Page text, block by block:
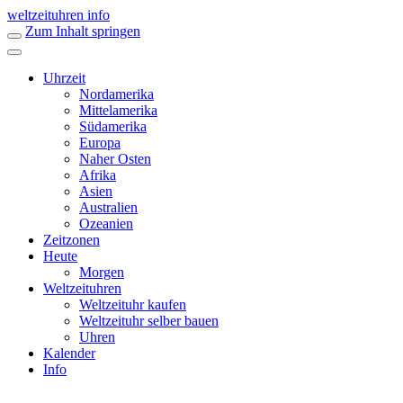
weltzeituhren info
Zum Inhalt springen
Uhrzeit
Nordamerika
Mittelamerika
Südamerika
Europa
Naher Osten
Afrika
Asien
Australien
Ozeanien
Zeitzonen
Heute
Morgen
Weltzeituhren
Weltzeituhr kaufen
Weltzeituhr selber bauen
Uhren
Kalender
Info